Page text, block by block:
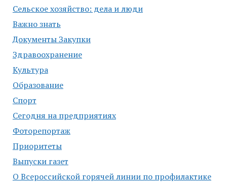
Сельское хозяйство: дела и люди
Важно знать
Документы Закупки
Здравоохранение
Культура
Образование
Спорт
Сегодня на предприятиях
Фоторепортаж
Приоритеты
Выпуски газет
О Всероссийской горячей линии по профилактике